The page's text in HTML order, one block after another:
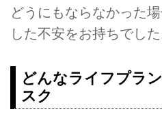
どうにもならなかった
した不安をお持ちでした
どんなライフプラ
スク